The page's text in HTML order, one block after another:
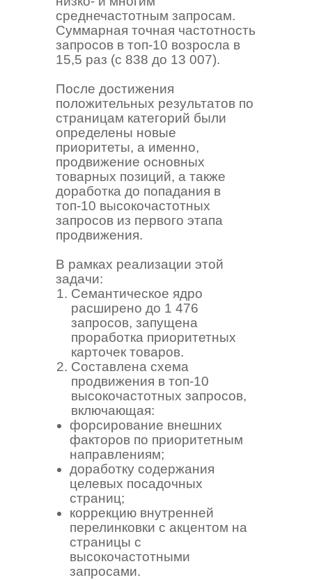
среднечастотным запросам.
Суммарная точная частотность
запросов в топ-10 возросла в
15,5 раз (с 838 до 13 007).
После достижения
положительных результатов по
страницам категорий были
определены новые
приоритеты, а именно,
продвижение основных
товарных позиций, а также
доработка до попадания в
топ-10 высокочастотных
запросов из первого этапа
продвижения.
В рамках реализации этой
задачи:
Семантическое ядро
расширено до 1 476
запросов, запущена
проработка приоритетных
карточек товаров.
Составлена схема
продвижения в топ-10
высокочастотных запросов,
включающая:
форсирование внешних
факторов по приоритетным
направлениям;
доработку содержания
целевых посадочных
страниц;
коррекцию внутренней
перелинковки с акцентом на
страницы с
высокочастотными
запросами.